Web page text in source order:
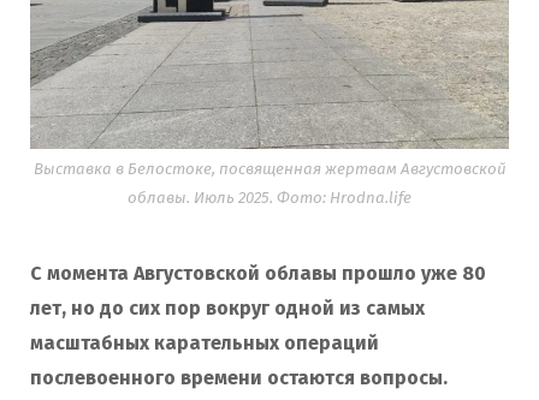
Выставка в Белостоке, посвященная жертвам Августовской
облавы. Июль 2025. Фото: Hrodna.life
С момента Августовской облавы прошло уже 80
лет, но до сих пор вокруг одной из самых
масштабных карательных операций
послевоенного времени остаются вопросы.